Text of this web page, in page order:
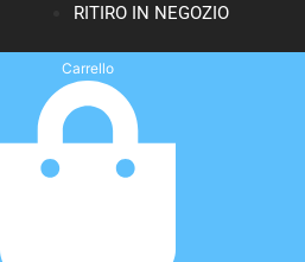
RITIRO IN NEGOZIO
Carrello